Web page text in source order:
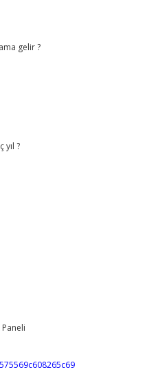
gelir ?
yıl ?